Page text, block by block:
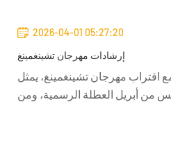
2026-04-01 05:27:20
إرشادات مهرجان تشينغمينغ
اقتراب مهرجان تشينغمينغ، يمثل
من أبريل العطلة الرسمية، ومن